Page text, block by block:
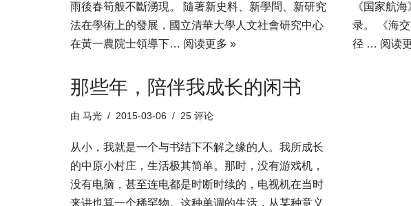
雨後春筍般不斷湧現。 隨著新史料、新學問、新研究
法在學術上的發展，國立清華大學人文社會研究中心
在黃一農院士領導下… 阅读更多 »
《国家航
录。 《海
径 … 阅读
那些年，陪伴我成长的闲书
由 马光 2015-03-06 25 评论
从小，我就是一个与书结下不解之缘的人。我所成长
的中原小村庄，生活极其简单。那时，没有游戏机，
没有电脑，甚至连电都是时断时续的，电视机在当时
来讲也算一个稀罕物。这种单调的生活，从某种意义